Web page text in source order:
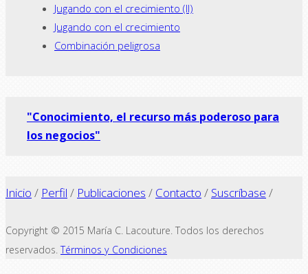
Jugando con el crecimiento (II)
Jugando con el crecimiento
Combinación peligrosa
"Conocimiento, el recurso más poderoso para
los negocios"
Inicio / Perfil / Publicaciones / Contacto / Suscríbase /
Copyright © 2015 María C. Lacouture. Todos los derechos
reservados.Términos y Condiciones